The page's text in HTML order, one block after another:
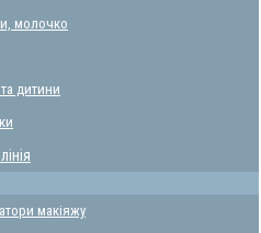
молочко
дитини
макіяжу